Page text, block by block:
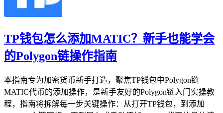
TP钱包怎么添加MATIC？新手也能学会
的Polygon链操作指南
本指南专为加密货币新手打造，聚焦TP钱包中Polygon链
MATIC代币的添加操作，是新手友好的Polygon链入门实操教
程，指南将拆解每一步关键操作：从打开TP钱包，到添加